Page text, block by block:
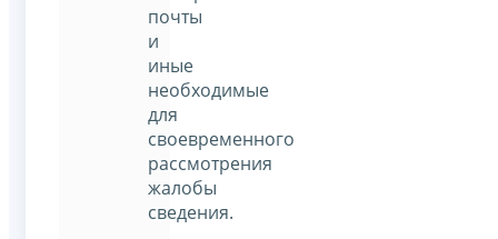
почты
и
иные
необходимые
для
своевременного
рассмотрения
жалобы
сведения.